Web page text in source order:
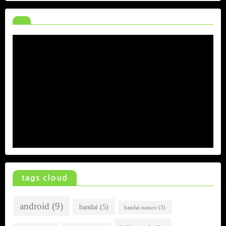
tags cloud
android (9) bandai (5) bandai namco (3)